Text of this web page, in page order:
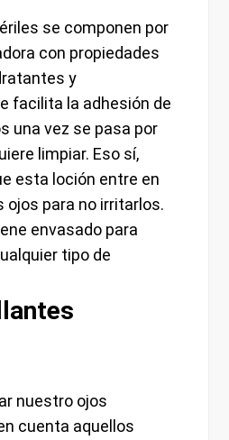
se componen por
con propiedades
y
facilita la adhesión de
una vez se pasa por
limpiar. Eso sí,
esta loción entre en
para no irritarlos.
envasado para
tipo de
nuestro ojos
cuenta aquellos